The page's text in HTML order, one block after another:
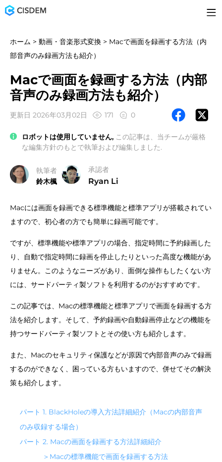
ホーム > 動画・音楽形式変換 > Macで画面を録画する方法（内
部音声のみ録画方法も紹介）
Macで画面を録画する方法（内部
音声のみ録画方法も紹介）
更新日 2026年03月02日 171 0
ロボットは使用していません, この記事は、当チームが厳格
な編集方針のもとで執筆および編集しました.
執筆者
鈴木楓
承認者
Ryan Li
Macには画面を録画できる標準機能と標準アプリが搭載されてい
ますので、初心者の方でも簡単に録画可能です。
ですが、標準機能や標準アプリの場合、指定時間に予約録画した
り、自動で指定時間に録画を停止したりといった高度な機能があ
りません。このようなニーズがあり、面倒な操作もしたくない方
には、サードパーティ製ソフトを利用するのがおすすめです。
この記事では、Macの標準機能と標準アプリで画面を録画する方
法を紹介します。そして、予約録画や自動録画停止などの機能を
持つサードパーティ製ソフトとその使い方も紹介します。
また、Macのセキュリティ保護などが原因で内部音声のみで録画
するのができなく、困っている方もいますので、併せてその解決
策も紹介します。
パート 1. BlackHoleの導入方法詳細紹介（Macの内部音声
のみ収録する場合）
パート 2. Macの画面を録画する方法詳細紹介
＞Macの標準機能で画面を録画する方法